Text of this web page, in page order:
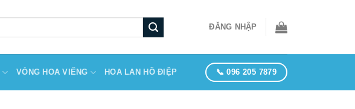
ĐĂNG NHẬP
VÒNG HOA VIẾNG HOA LAN HỒ ĐIỆP 📞 096 205 7879